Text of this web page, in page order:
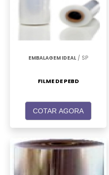
EMBALAGEM IDEAL / SP
FILME DE PEBD
COTAR AGORA